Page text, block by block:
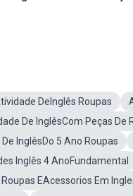
DeInglês Roupas
De InglêsCom Peças De
InglêsDo 5 Ano Roupas
Inglês 4 AnoFundamental
Roupas EAcessorios Em